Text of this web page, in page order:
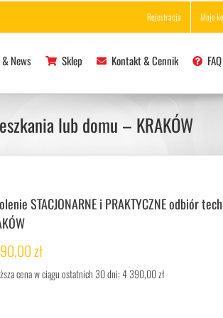
Rejestracja Moje
News Sklep Kontakt & Cennik FAQ
lub domu – KRAKÓW
STACJONARNE i PRAKTYCZNE odbiór
zł
cena w ciągu ostatnich 30 dni:4 390,00zł